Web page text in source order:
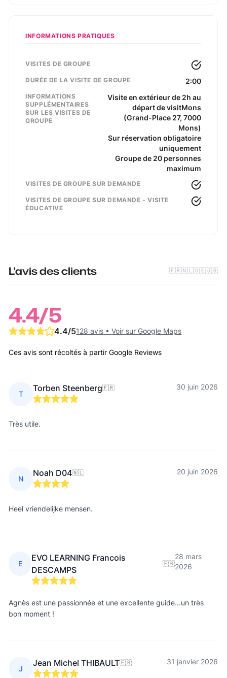
INFORMATIONS PRATIQUES
VISITES DE GROUPE
DURÉE DE LA VISITE DE GROUPE 2:00
INFORMATIONS
SUPPLÉMENTAIRES
SUR LES VISITES DE
GROUPE
Visite en extérieur de 2h au
départ de visitMons
(Grand-Place 27, 7000
Mons)
Sur réservation obligatoire
uniquement
Groupe de 20 personnes
maximum
VISITES DE GROUPE SUR DEMANDE
VISITES DE GROUPE SUR DEMANDE - VISITE
ÉDUCATIVE
L'avis des clients 🇫🇷🇳🇱🇩🇪🇬🇧
4.4/5
4.4/5128 avis •Voir sur Google Maps
Ces avis sont récoltés à partir Google Reviews
T
Torben Steenberg🇫🇷 30 juin 2026
Très utile.
N
Noah D04🇳🇱 20 juin 2026
Heel vriendelijke mensen.
E
EVO LEARNING Francois
DESCAMPS
🇫🇷
28 mars
2026
Agnès est une passionnée et une excellente guide...un très
bon moment !
J
Jean Michel THIBAULT🇫🇷 31 janvier 2026